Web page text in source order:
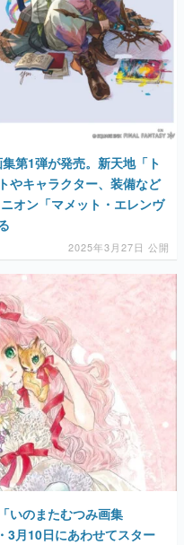
第1弾が発売。新天地「ト
やキャラクター、装備など
オン「マメット・エレンヴ
2025年3月27日 公開
いのまたむつみ画集
3月10日にあわせてスター